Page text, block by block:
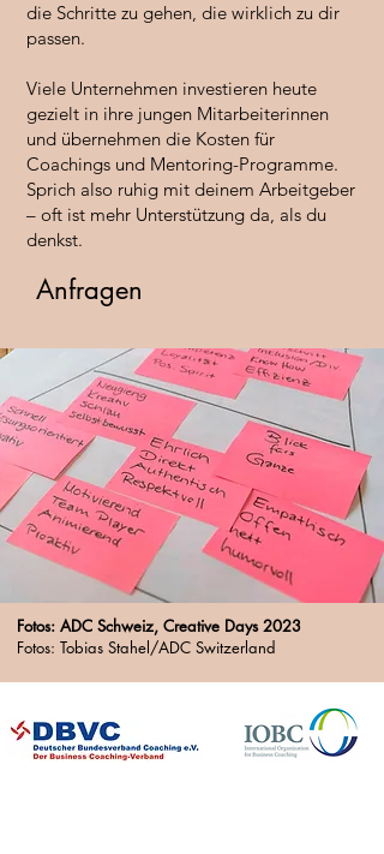
die Schritte zu gehen, die wirklich zu dir
passen.
Viele Unternehmen investieren heute
gezielt in ihre jungen Mitarbeiterinnen
und übernehmen die Kosten für
Coachings und Mentoring-Programme.
Sprich also ruhig mit deinem Arbeitgeber
– oft ist mehr Unterstützung da, als du
denkst.
Anfragen
Fotos: ADC Schweiz, Creative Days 2023
Fotos: Tobias Stahel/ADC Switzerland